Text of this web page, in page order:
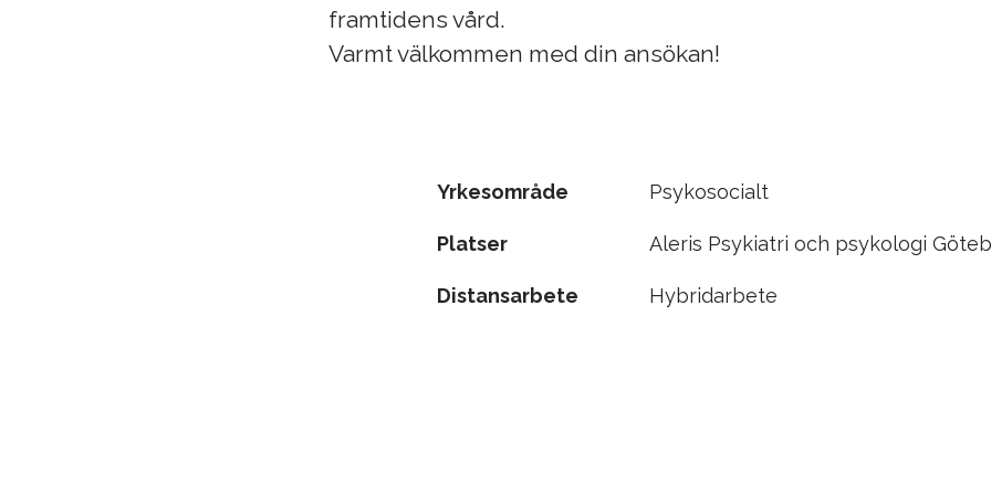
framtidens vård.
Varmt välkommen med din ansökan!
Yrkesområde Psykosocialt
Platser Aleris Psykiatri och psykologi
Distansarbete Hybridarbete